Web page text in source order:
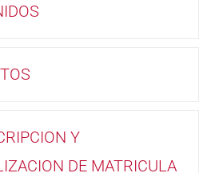
Y
DE MATRICULA